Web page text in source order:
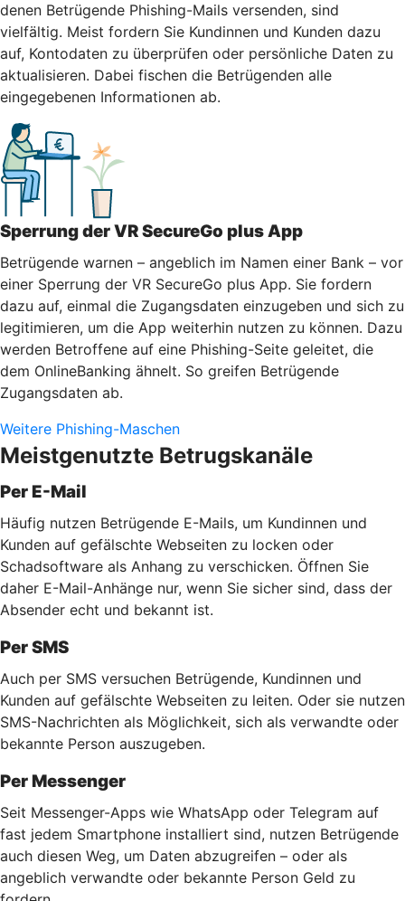
denen Betrügende Phishing-Mails versenden, sind
vielfältig. Meist fordern Sie Kundinnen und Kunden dazu
auf, Kontodaten zu überprüfen oder persönliche Daten zu
aktualisieren. Dabei fischen die Betrügenden alle
eingegebenen Informationen ab.
Sperrung der VR SecureGo plus App
Betrügende warnen – angeblich im Namen einer Bank – vor
einer Sperrung der VR SecureGo plus App. Sie fordern
dazu auf, einmal die Zugangsdaten einzugeben und sich zu
legitimieren, um die App weiterhin nutzen zu können. Dazu
werden Betroffene auf eine Phishing-Seite geleitet, die
dem OnlineBanking ähnelt. So greifen Betrügende
Zugangsdaten ab.
Weitere Phishing-Maschen
Meistgenutzte Betrugskanäle
Per E-Mail
Häufig nutzen Betrügende E-Mails, um Kundinnen und
Kunden auf gefälschte Webseiten zu locken oder
Schadsoftware als Anhang zu verschicken. Öffnen Sie
daher E-Mail-Anhänge nur, wenn Sie sicher sind, dass der
Absender echt und bekannt ist.
Per SMS
Auch per SMS versuchen Betrügende, Kundinnen und
Kunden auf gefälschte Webseiten zu leiten. Oder sie nutzen
SMS-Nachrichten als Möglichkeit, sich als verwandte oder
bekannte Person auszugeben.
Per Messenger
Seit Messenger-Apps wie WhatsApp oder Telegram auf
fast jedem Smartphone installiert sind, nutzen Betrügende
auch diesen Weg, um Daten abzugreifen – oder als
angeblich verwandte oder bekannte Person Geld zu